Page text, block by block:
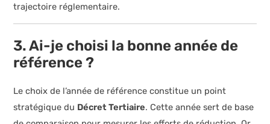
trajectoire réglementaire.
3. Ai-je choisi la bonne année de
référence ?
Le choix de l’année de référence constitue un point
stratégique du Décret Tertiaire. Cette année sert de base